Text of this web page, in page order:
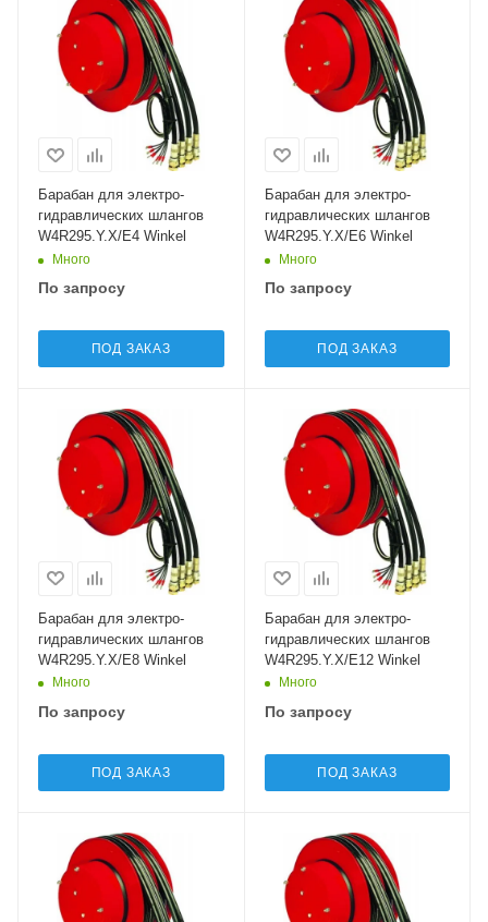
Барабан для электро-
гидравлических шлангов
W4R295.Y.X/E4 Winkel
Много
По запросу
ПОД ЗАКАЗ
Барабан для электро-
гидравлических шлангов
W4R295.Y.X/E6 Winkel
Много
По запросу
ПОД ЗАКАЗ
Барабан для электро-
гидравлических шлангов
W4R295.Y.X/E8 Winkel
Много
По запросу
ПОД ЗАКАЗ
Барабан для электро-
гидравлических шлангов
W4R295.Y.X/E12 Winkel
Много
По запросу
ПОД ЗАКАЗ